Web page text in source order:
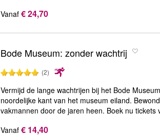
Vanaf € 24,70
Bode Museum: zonder wachtrij
(2)
Vermijd de lange wachtrijen bij het Bode
noordelijke kant van het museum eiland.
vakmannen door de jaren heen. Boek nu tickets
Vanaf € 14,40